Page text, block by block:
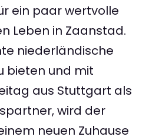
ein paar wertvolle
Leben in Zaanstad.
niederländische
bieten und mit
aus Stuttgart als
wird der
neuen Zuhause